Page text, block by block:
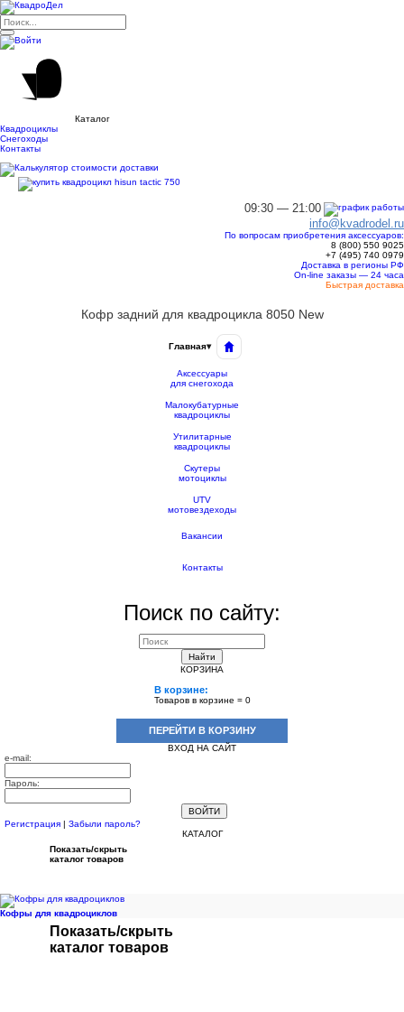
Каталог
Квадроциклы
Снегоходы
Контакты
09:30 — 21:00
info@kvadrodel.ru
По вопросам приобретения аксессуаров:
8 (800) 550 9025
+7 (495) 740 0979
Доставка в регионы РФ
On-line заказы — 24 часа
Быстрая доставка
Кофр задний для квадроцикла 8050 New
Главная▾
Аксессуары
для снегохода
Малокубатурные
квадроциклы
Утилитарные
квадроциклы
Скутеры
мотоциклы
UTV
мотовездеходы
Вакансии
Контакты
Поиск по сайту:
Найти
КОРЗИНА
В корзине:
Товаров в корзине = 0
ПЕРЕЙТИ В КОРЗИНУ
ВХОД НА САЙТ
e-mail:
Пароль:
Регистрация
Забыли пароль?
КАТАЛОГ
Показать/скрыть
каталог товаров
Кофры для квадроциклов
Показать/скрыть
каталог товаров